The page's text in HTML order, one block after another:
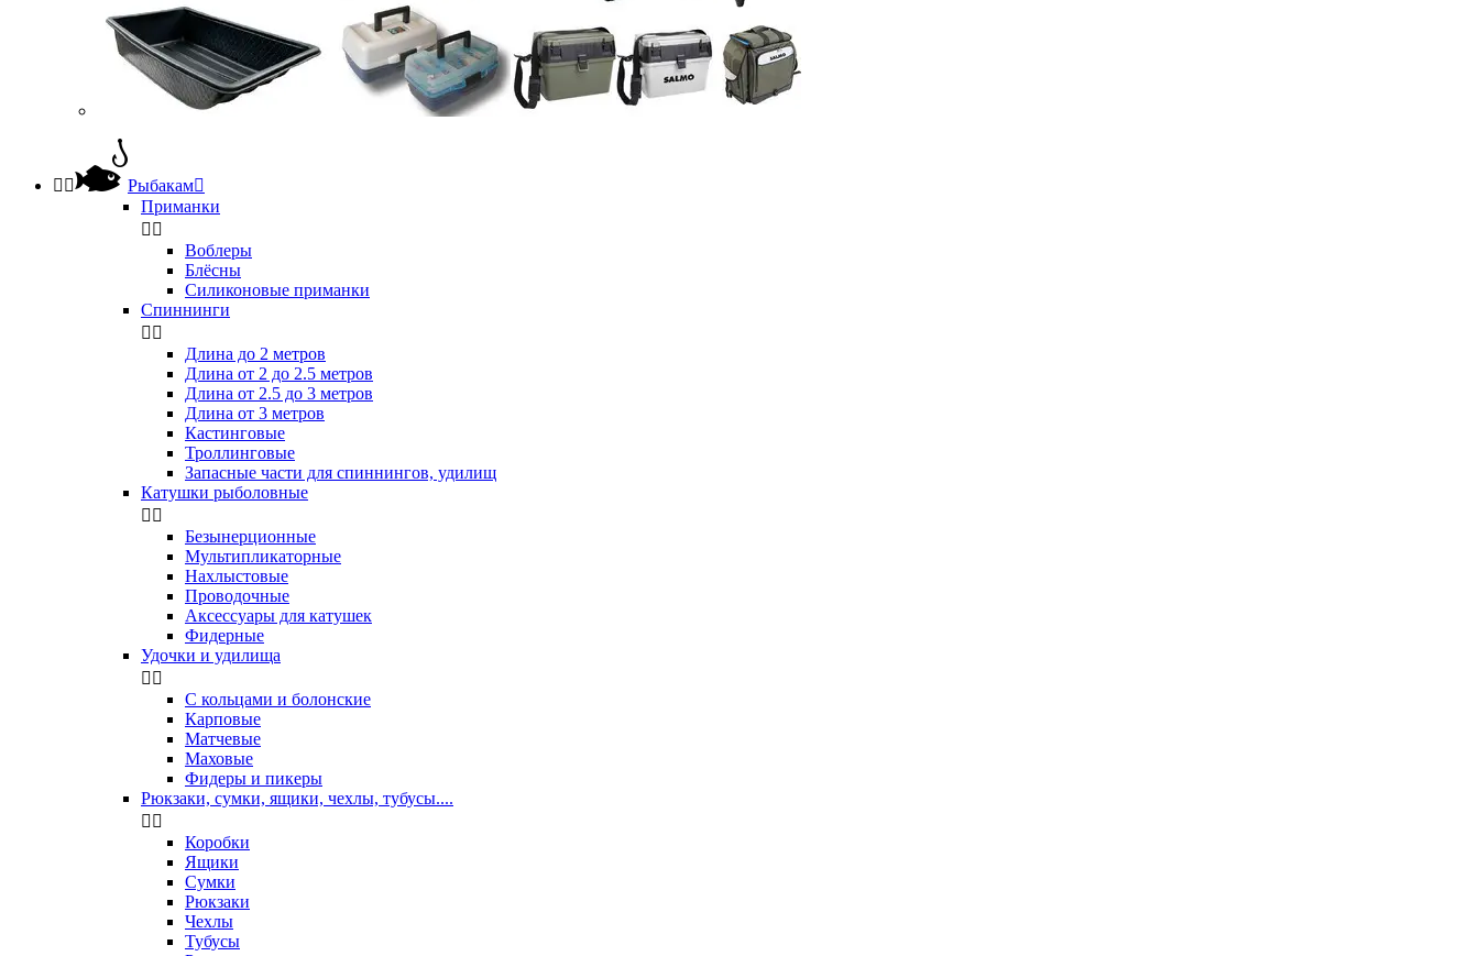
  Рыбакам
Приманки
 
Воблеры
Блёсны
Силиконовые приманки
Спиннинги
 
Длина до 2 метров
Длина от 2 до 2.5 метров
Длина от 2.5 до 3 метров
Длина от 3 метров
Кастинговые
Троллинговые
Запасные части для спиннингов, удилищ
Катушки рыболовные
 
Безынерционные
Мультипликаторные
Нахлыстовые
Проводочные
Аксессуары для катушек
Фидерные
Удочки и удилища
 
С кольцами и болонские
Карповые
Матчевые
Маховые
Фидеры и пикеры
Рюкзаки, сумки, ящики, чехлы, тубусы....
 
Коробки
Ящики
Сумки
Рюкзаки
Чехлы
Тубусы